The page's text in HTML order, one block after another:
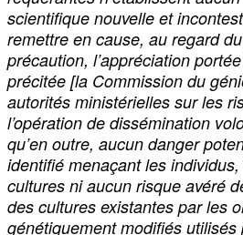
scientifique nouvelle et
remettre en cause, au regard
précaution, l’appréciation
précitée [la Commission du
autorités ministérielles sur les
l’opération de dissémination
qu’en outre, aucun danger
identifié menaçant les
cultures ni aucun risque avéré
des cultures existantes par les
génétiquement modifiés utilisés